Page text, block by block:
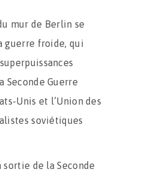
mur de Berlin se
guerre froide, qui
Seconde Guerre
Unis et l’Union des
soviétiques
sortie de la Seconde